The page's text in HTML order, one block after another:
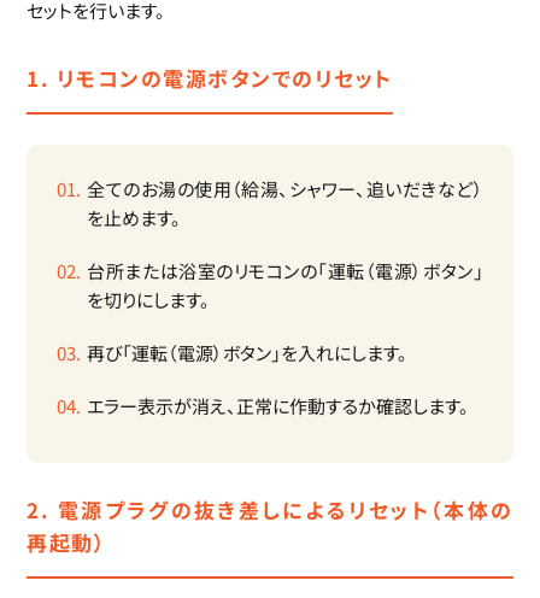
セットを行います。
1. リモコンの電源ボタンでのリセット
全てのお湯の使用（給湯、シャワー、追いだきなど）
を止めます。
台所または浴室のリモコンの「運転（電源）ボタン」
を切りにします。
再び「運転（電源）ボタン」を入れにします。
エラー表示が消え、正常に作動するか確認します。
2. 電源プラグの抜き差しによるリセット（本体の
再起動）